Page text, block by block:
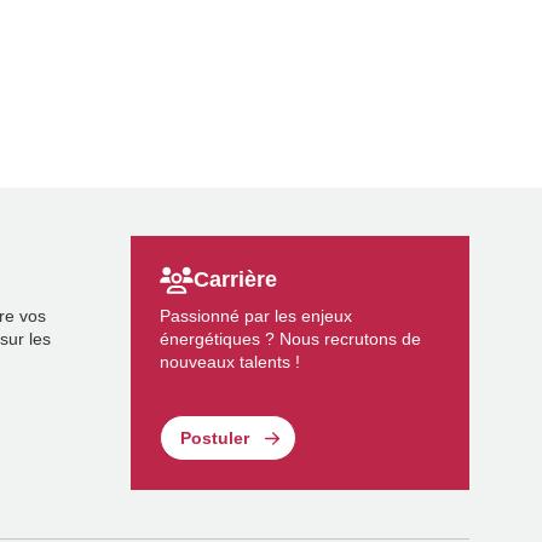
vos
les
Carrière
Passionné par les enjeux
énergétiques ? Nous recrutons de
nouveaux talents !
Postuler